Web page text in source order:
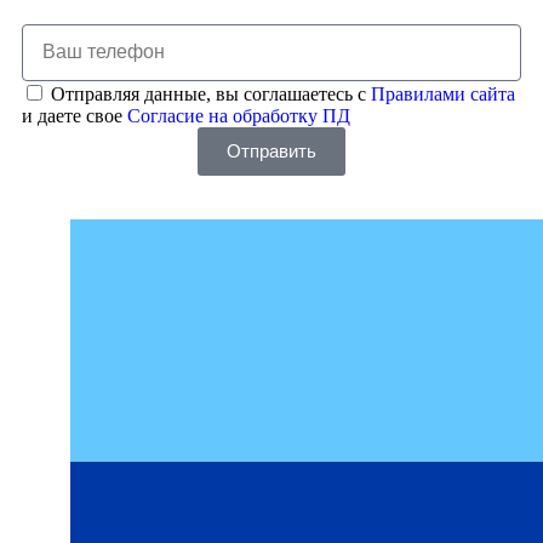
Отправляя данные, вы соглашаетесь с Правилами сайта
и даете свое Согласие на обработку ПД
Отправить